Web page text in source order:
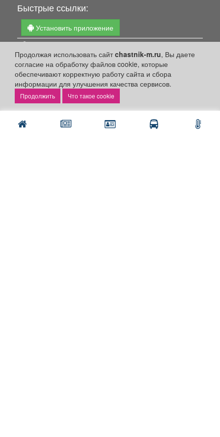
Продолжая использовать сайтchastnik-m.ru, Вы даете
согласие на обработку файлов cookie, которые
обеспечивают корректную работу сайта и сбора
информации для улучшения качества сервисов.
Что такое cookie
Быстрые ссылки:
Установить приложение
Личный кабинет
Подать объявление
Подать объявление в газету
Поздравить
Скачать газету "Частник-М"
Рекламодателям: